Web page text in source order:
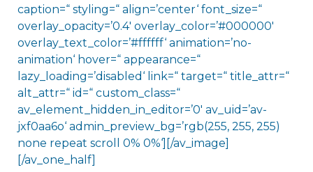
caption=“ styling=“ align=’center‘ font_size=“
overlay_opacity=’0.4′ overlay_color=’#000000′
overlay_text_color=’#ffffff‘ animation=’no-
animation‘ hover=“ appearance=“
lazy_loading=’disabled‘ link=“ target=“ title_attr=“
alt_attr=“ id=“ custom_class=“
av_element_hidden_in_editor=’0′ av_uid=’av-
jxf0aa6o‘ admin_preview_bg=’rgb(255, 255, 255)
none repeat scroll 0% 0%‘][/av_image]
[/av_one_half]